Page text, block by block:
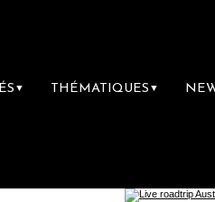
▼ THÉMATIQUES ▼